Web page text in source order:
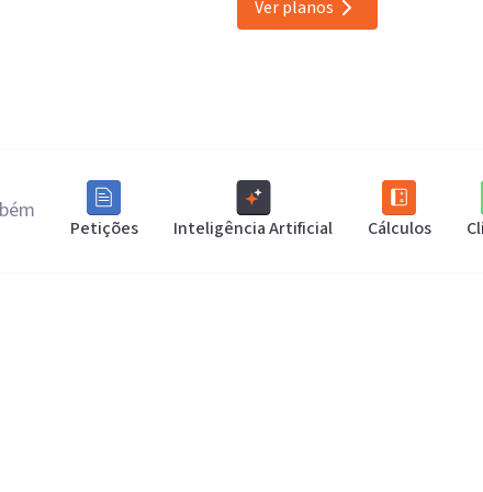
Ver planos
Petições Inteligência Artificial Cálculos